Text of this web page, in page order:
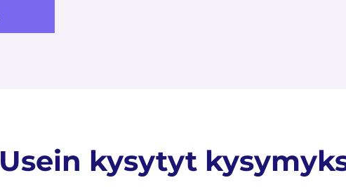
Usein kysytyt